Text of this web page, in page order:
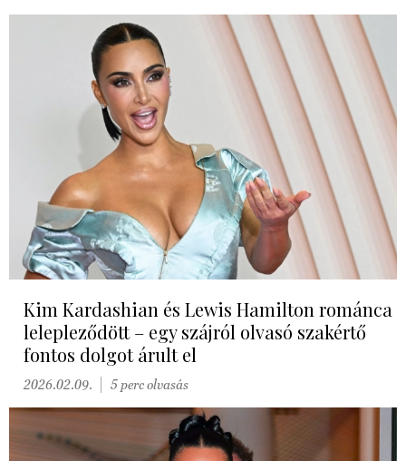
Kim Kardashian és Lewis Hamilton románca
lelepleződött – egy szájról olvasó szakértő
fontos dolgot árult el
2026.02.09. 5 perc olvasás